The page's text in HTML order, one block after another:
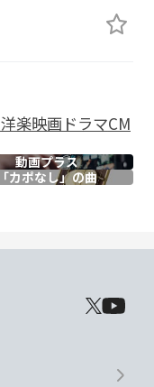
洋楽映画ドラマCM
動画プラス
「カポなし」の曲